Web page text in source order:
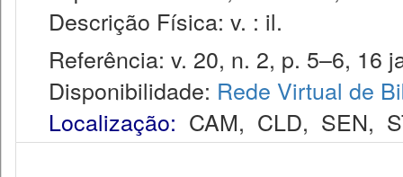
Descrição Física: v. : il.
Referência: v. 20, n. 2, p. 5–6, 16
Disponibilidade: Rede Virtual de
Localização: CAM, CLD, SEN,